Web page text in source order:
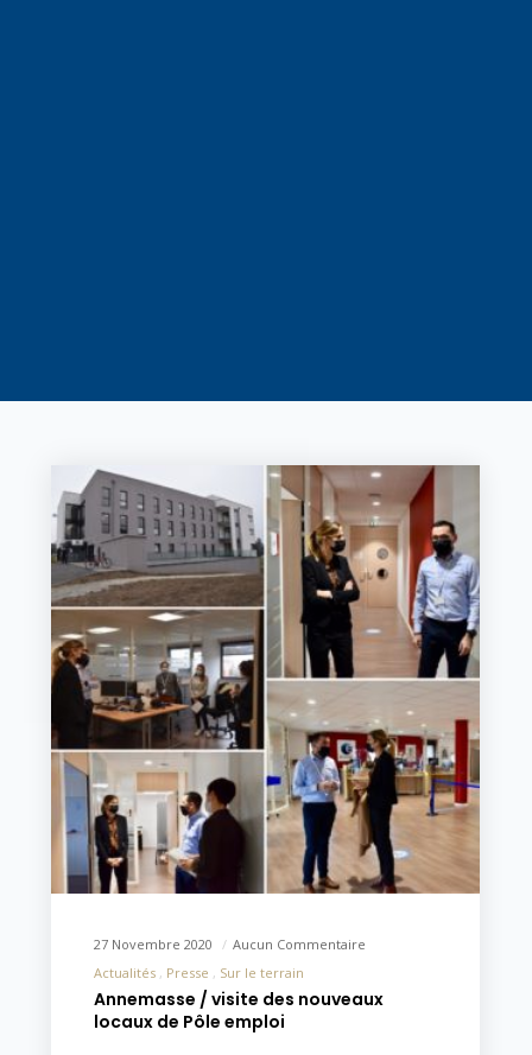
27 Novembre 2020
Aucun Commentaire
Actualités
Presse Sur le terrain
Annemasse / visite des nouveaux
locaux de Pôle emploi